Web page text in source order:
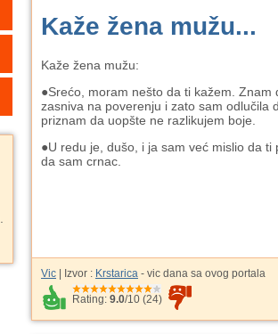
Kaže žena mužu...
Kaže žena mužu:
●Srećo, moram nešto da ti kažem. Znam
zasniva na poverenju i zato sam odlučila
priznam da uopšte ne razlikujem boje.
●U redu je, dušo, i ja sam već mislio da ti
da sam crnac.
Vic | Izvor : Krstarica - vic dana sa ovog portala
Rating: 9.0/10 (24)